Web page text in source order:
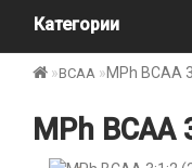
Категории
BCAA MPh BCAA
MPh BCAA